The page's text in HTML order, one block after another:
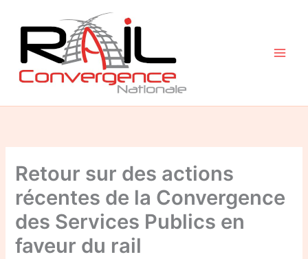
contenu
Retour sur des actions
récentes de la Convergence
des Services Publics en
faveur du rail